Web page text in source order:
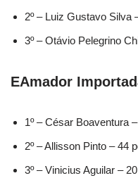
2º – Luiz Gustavo Silva
3º – Otávio Pelegrino
EAmador
1º – César Boaventura
2º – Allisson Pinto – 44
3º – Vinicius Aguilar –